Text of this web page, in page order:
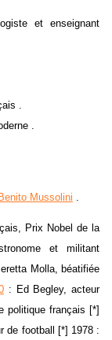
et enseignant
.
.
Benito Mussolini .
Prix Nobel de la
et militant
Molla, béatifiée
: Ed Begley, acteur
politique français [*]
de football [*] 1978 :